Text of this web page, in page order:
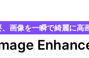
画像を一瞬で綺麗に高